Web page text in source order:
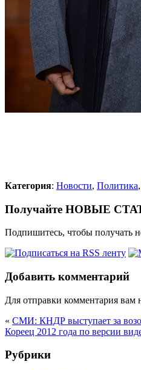
Категория: Новости, Политика,
Получайте НОВЫЕ
Подпишитесь, чтобы получать
Добавить комментарий
Для отправки комментария вам
« СМИ: КНДР выступает за
Кореец 2012 года по версии
Рубрики